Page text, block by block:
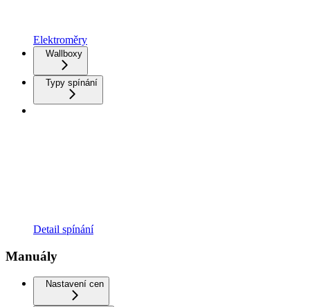
Elektroměry
Wallboxy
Typy spínání
Detail spínání
Manuály
Nastavení cen